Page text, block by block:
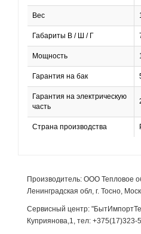
Вес
Габариты В / Ш / Г
Мощность
Гарантия на бак
Гарантия на электрическую
часть
Страна производства
Производитель: ООО Тепловое
Ленинградская обл, г. Тосно,
Сервисный центр:
Куприянова,1, тел: +375(17)323-